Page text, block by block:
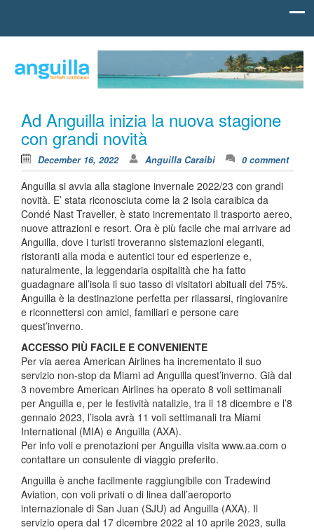
Skip to content
Anguilla
british
carribean
Ad Anguilla inizia la nuova stagione
con grandi novità
December 16, 2022 Anguilla Caraibi 0 comment
Anguilla si avvia alla stagione invernale 2022/23 con grandi
novità. E’ stata riconosciuta come la 2 isola caraibica da
Condé Nast Traveller, è stato incrementato il trasporto aereo,
nuove attrazioni e resort. Ora è più facile che mai arrivare ad
Anguilla, dove i turisti troveranno sistemazioni eleganti,
ristoranti alla moda e autentici tour ed esperienze e,
naturalmente, la leggendaria ospitalità che ha fatto
guadagnare all’isola il suo tasso di visitatori abituali del 75%.
Anguilla è la destinazione perfetta per rilassarsi, ringiovanire
e riconnettersi con amici, familiari e persone care
quest’inverno.
ACCESSO PIÙ FACILE E CONVENIENTE
Per via aerea American Airlines ha incrementato il suo
servizio non-stop da Miami ad Anguilla quest’inverno. Già dal
3 novembre American Airlines ha operato 8 voli settimanali
per Anguilla e, per le festività natalizie, tra il 18 dicembre e l’8
gennaio 2023, l’isola avrà 11 voli settimanali tra Miami
International (MIA) e Anguilla (AXA).
Per info voli e prenotazioni per Anguilla visita www.aa.com o
contattare un consulente di viaggio preferito.
Anguilla è anche facilmente raggiungibile con Tradewind
Aviation, con voli privati o di linea dall’aeroporto
internazionale di San Juan (SJU) ad Anguilla (AXA). Il
servizio opera dal 17 dicembre 2022 al 10 aprile 2023, sulla